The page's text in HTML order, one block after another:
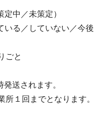
中／未策定）
る／していない／今後
ごと
送されます。
１回までとなります。